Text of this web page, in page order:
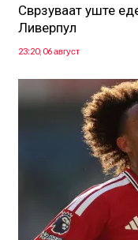
Сврзуваат уште
Ливерпул
23:20, 06 август